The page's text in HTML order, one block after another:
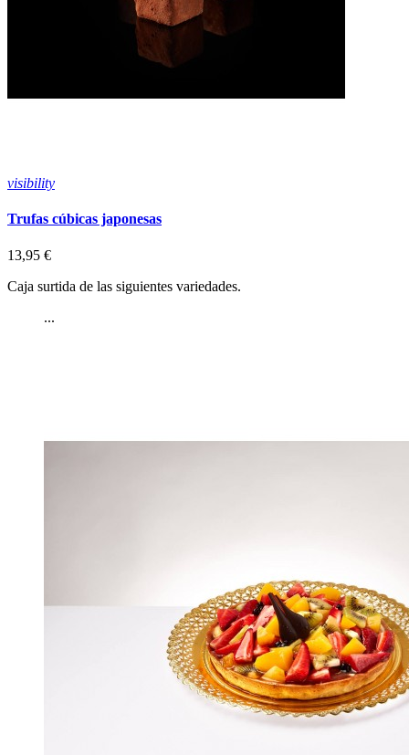
visibility
Trufas cúbicas japonesas
13,95 €
Caja surtida de las siguientes variedades.
...